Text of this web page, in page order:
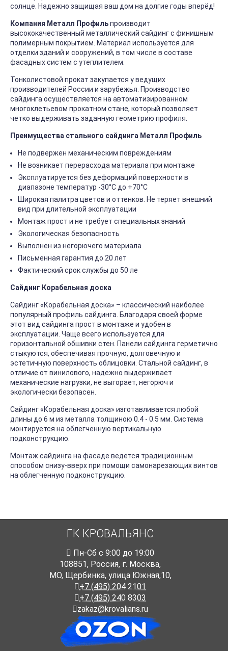
солнце. Надежно защищая ваш дом на долгие годы вперёд!
Компания Металл Профильпроизводит
высококачественный металлический сайдинг с финишным
полимерным покрытием. Материал используется для
отделки зданий и сооружений, в том числе в составе
фасадных систем с утеплителем.
Тонколистовой прокат закупается у ведущих
производителей России и зарубежья. Производство
сайдинга осуществляется на автоматизированном
многоклетьевом прокатном стане, который позволяет
четко выдерживать заданную геометрию профиля.
Преимущества стального сайдинга Металл Профиль
Не подвержен механическим повреждениям
Не возникает перерасхода материала при монтаже
Эксплуатируется без деформаций поверхности в
диапазоне температур -30°C до +70°C
Широкая палитра цветов и оттенков. Не теряет внешний
вид при длительной эксплуатации
Монтаж прост и не требует специальных знаний
Экологическая безопасность
Выполнен из негорючего материала
Письменная гарантия до 20 лет
Фактический срок службы до 50 ле
Сайдинг Корабельная доска
Сайдинг «Корабельная доска» – классический наиболее
популярный профиль сайдинга. Благодаря своей форме
этот вид сайдинга прост в монтаже и удобен в
эксплуатации. Чаще всего используется для
горизонтальной обшивки стен. Панели сайдинга герметично
стыкуются, обеспечивая прочную, долговечную и
эстетичную поверхность облицовки. Стальной сайдинг, в
отличие от винилового, надежно выдерживает
механические нагрузки, не выгорает, негорюч и
экологически безопасен.
Сайдинг «Корабельная доска» изготавливается любой
длины до 6 м из металла толщиною 0.4 - 0.5 мм. Система
монтируется на облегченную вертикальную
подконструкцию.
Монтаж сайдинга на фасаде ведется традиционным
способом снизу-вверх при помощи самонарезающих винтов
на облегченную подконструкцию.
ГК КРОВАЛЬЯНС
Пн-Cб с 9:00 до 19:00
108851, Россия, г. Москва,
МО, Щербинка, улица Южная,10,
+7 (495) 204 2101
+7 (495) 240 8303
zakaz@krovalians.ru